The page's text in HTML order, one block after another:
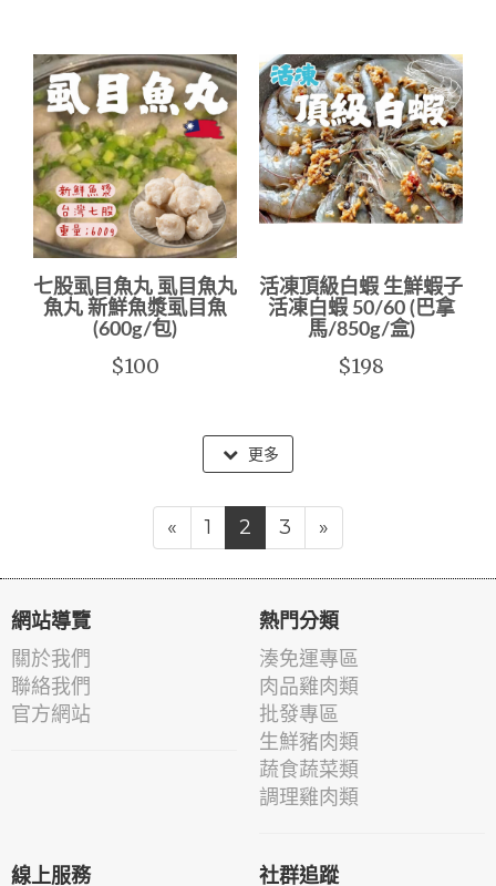
七股虱目魚丸 虱目魚丸
魚丸 新鮮魚漿虱目魚
(600g/包)
$100
活凍頂級白蝦 生鮮蝦子
活凍白蝦 50/60 (巴拿
馬/850g/盒)
$198
更多
« 1 2 3 »
網站導覽
關於我們
聯絡我們
官方網站
熱門分類
湊免運專區
肉品雞肉類
批發專區
生鮮豬肉類
蔬食蔬菜類
調理雞肉類
線上服務 社群追蹤